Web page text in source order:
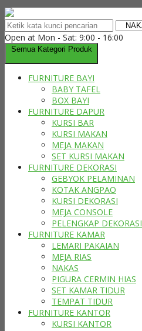
Open at Mon - Sat: 9:00 - 16:00
Semua Kategori Produk
FURNITURE BAYI
BABY TAFEL
BOX BAYI
FURNITURE DAPUR
KURSI BAR
KURSI MAKAN
MEJA MAKAN
SET KURSI MAKAN
FURNITURE DEKORASI
GEBYOK PELAMINAN
KOTAK ANGPAO
KURSI DEKORASI
MEJA CONSOLE
PELENGKAP DEKORASI
FURNITURE KAMAR
LEMARI PAKAIAN
MEJA RIAS
NAKAS
PIGURA CERMIN HIAS
SET KAMAR TIDUR
TEMPAT TIDUR
FURNITURE KANTOR
KURSI KANTOR